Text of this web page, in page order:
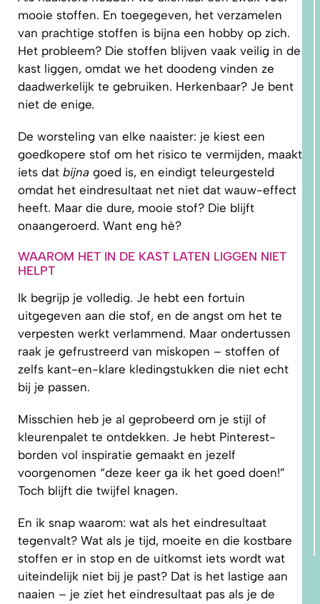
mooie stoffen. En toegegeven, het verzamelen
van prachtige stoffen is bijna een hobby op zich.
Het probleem? Die stoffen blijven vaak veilig in de
kast liggen, omdat we het doodeng vinden ze
daadwerkelijk te gebruiken. Herkenbaar? Je bent
niet de enige.
De worsteling van elke naaister: je kiest een
goedkopere stof om het risico te vermijden, maakt
iets dat bijna goed is, en eindigt teleurgesteld
omdat het eindresultaat net niet dat wauw-effect
heeft. Maar die dure, mooie stof? Die blijft
onaangeroerd. Want eng hè?
WAAROM HET IN DE KAST LATEN LIGGEN NIET
HELPT
Ik begrijp je volledig. Je hebt een fortuin
uitgegeven aan die stof, en de angst om het te
verpesten werkt verlammend. Maar ondertussen
raak je gefrustreerd van miskopen – stoffen of
zelfs kant-en-klare kledingstukken die niet echt
bij je passen.
Misschien heb je al geprobeerd om je stijl of
kleurenpalet te ontdekken. Je hebt Pinterest-
borden vol inspiratie gemaakt en jezelf
voorgenomen “deze keer ga ik het goed doen!”
Toch blijft die twijfel knagen.
En ik snap waarom: wat als het eindresultaat
tegenvalt? Wat als je tijd, moeite en die kostbare
stoffen er in stop en de uitkomst iets wordt wat
uiteindelijk niet bij je past? Dat is het lastige aan
naaien – je ziet het eindresultaat pas als je de
5.
PRAKTISCHE
TIPS EN
TUTORIALS